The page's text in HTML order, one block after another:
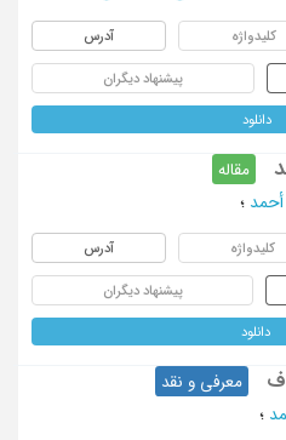
کلیدواژه آدرس
پیشنهاد دیگران
دانلود
مقاله
؛
کلیدواژه آدرس
پیشنهاد دیگران
دانلود
معرفی و نقد
؛